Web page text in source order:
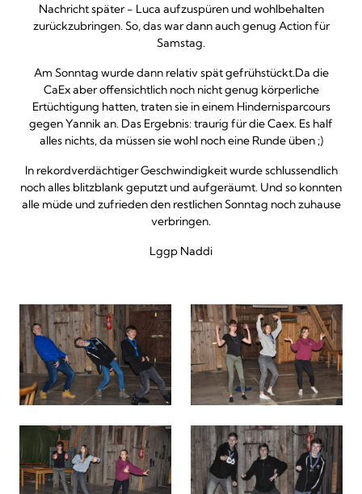
Nachricht später - Luca aufzuspüren und wohlbehalten
zurückzubringen. So, das war dann auch genug Action für
Samstag.
Am Sonntag wurde dann relativ spät gefrühstückt.Da die
CaEx aber offensichtlich noch nicht genug körperliche
Ertüchtigung hatten, traten sie in einem Hindernisparcours
gegen Yannik an. Das Ergebnis: traurig für die Caex. Es half
alles nichts, da müssen sie wohl noch eine Runde üben ;)
In rekordverdächtiger Geschwindigkeit wurde schlussendlich
noch alles blitzblank geputzt und aufgeräumt. Und so konnten
alle müde und zufrieden den restlichen Sonntag noch zuhause
verbringen.
Lggp Naddi